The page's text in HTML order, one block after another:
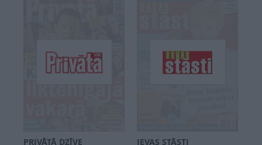
PRIVĀTĀ DZĪVE
IEVAS STĀSTI